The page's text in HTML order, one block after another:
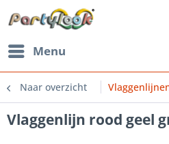
Menu
Naar overzicht
Vlaggenlijn rood geel